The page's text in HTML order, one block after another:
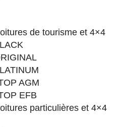
de tourisme et 4×4
AGM
EFB
particulières et 4×4